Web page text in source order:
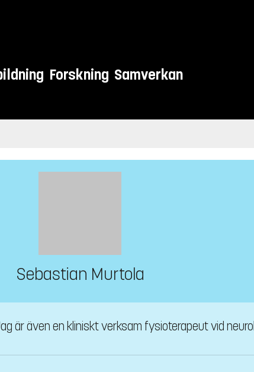
Forskning Samverkan
Sebastian Murtola
är även en kliniskt verksam fysioterapeut vid